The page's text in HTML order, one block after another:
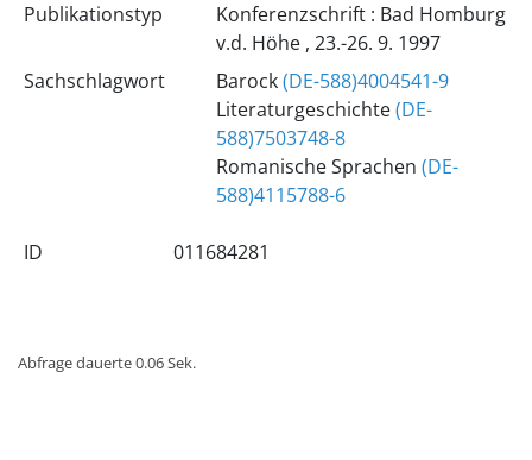
Publikationstyp
Konferenzschrift : Bad Homburg
v.d. Höhe , 23.-26. 9. 1997
Sachschlagwort
Barock(DE-588)4004541-9
Literaturgeschichte(DE-
588)7503748-8
Romanische Sprachen (DE-
588)4115788-6
ID 011684281
Abfrage dauerte 0.06 Sek.